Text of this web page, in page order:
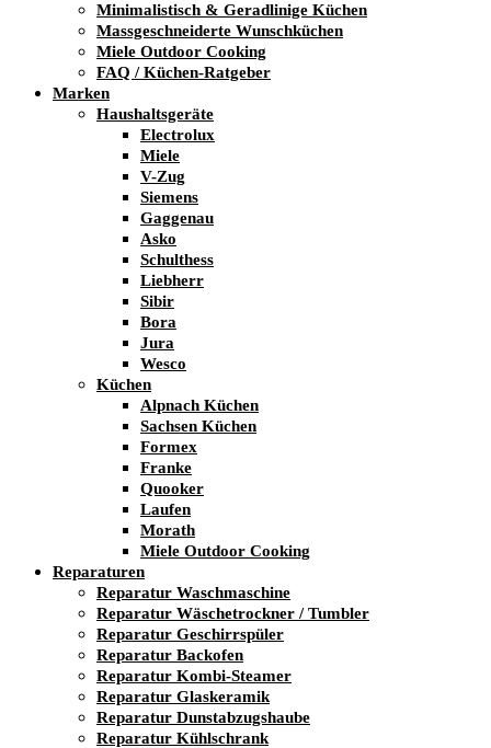
Minimalistisch & Geradlinige Küchen
Massgeschneiderte Wunschküchen
Miele Outdoor Cooking
FAQ / Küchen-Ratgeber
Marken
Haushaltsgeräte
Electrolux
Miele
V-Zug
Siemens
Gaggenau
Asko
Schulthess
Liebherr
Sibir
Bora
Jura
Wesco
Küchen
Alpnach Küchen
Sachsen Küchen
Formex
Franke
Quooker
Laufen
Morath
Miele Outdoor Cooking
Reparaturen
Reparatur Waschmaschine
Reparatur Wäschetrockner / Tumbler
Reparatur Geschirrspüler
Reparatur Backofen
Reparatur Kombi-Steamer
Reparatur Glaskeramik
Reparatur Dunstabzugshaube
Reparatur Kühlschrank